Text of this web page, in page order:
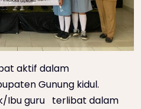
aktif dalam
Gunung kidul.
Ibu guru terlibat dalam